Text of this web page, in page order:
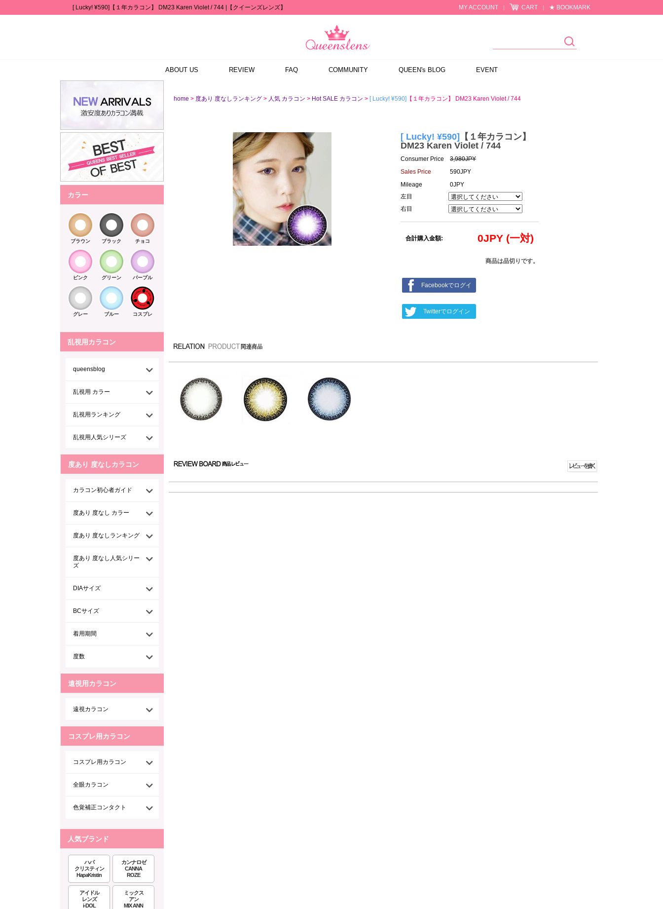
[ Lucky! ¥590]【１年カラコン】 DM23 Karen Violet / 744 |【クイーンズレンズ】 MY ACCOUNT | CART | ★ BOOKMARK
ABOUT US REVIEW FAQ COMMUNITY QUEEN's BLOG EVENT
カラー
ブラウン ブラック チョコ
ピンク グリーン パープル
グレー ブルー コスプレ
乱視用カラコン
queensblog
乱視用 カラー
乱視用ランキング
乱視用人気シリーズ
度あり 度なしカラコン
カラコン初心者ガイド
度あり 度なし カラー
度あり 度なしランキング
度あり 度なし人気シリー
ズ
DIAサイズ
BCサイズ
着用期間
度数
遠視用カラコン
遠視カラコン
コスプレ用カラコン
コスプレ用カラコン
全眼カラコン
色覚補正コンタクト
人気ブランド
ハパ
クリスティン
HapaKristin
カンナロゼ
CANNA
ROZE
アイドル
レンズ
i-DOL
ミックス
アン
MIX ANN
home > 度あり 度なしランキング > 人気 カラコン > Hot SALE カラコン > [ Lucky! ¥590] 【１年カラコン】 DM23 Karen Violet / 744
[ Lucky! ¥590]
【１年カラコン】
DM23 Karen Violet / 744
Consumer Price
3,980JPY
Sales Price
590JPY
Mileage
0JPY
左目
右目
合計購入金額: 0JPY (一対)
商品は品切りです。
Facebookでログイ
Twitterでログイン